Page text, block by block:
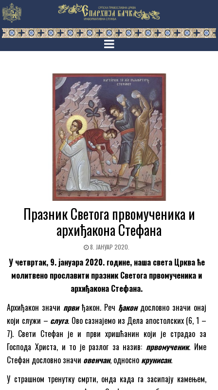
Празник Светога првомученика и
архиђакона Стефана
8. ЈАНУАР 2020.
У четвртак, 9. јануара 2020. године, наша света Црква ће
молитвено прославити празник Светога првомученика и
архиђакона Стефана.
Архиђакон значи првиђакон. Реч ђакондословно значи онај
који служи – слуга. Ово сазнајемо из Дела апостолских (6, 1 –
7). Свети Стефан је и први хришћанин који је страдао за
Господа Христа, и то је разлог за назив: првомученик. Име
Стефан дословно значи овенчан, односно крунисан.
У страшном тренутку смрти, онда када га засипају камењем,